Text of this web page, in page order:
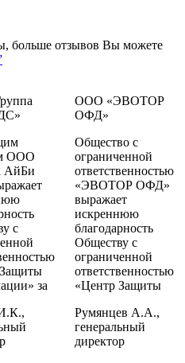
больше отзывов Вы можете
ООО
АйБи
с
за
ООО «ЭВОТОР
ОФД»
Общество с
ограниченной
ответственностью
«ЭВОТОР ОФД»
выражает
искреннюю
благодарность
Обществу с
ограниченной
ответственностью
«Центр Защиты
Румянцев А.А.,
генеральный
директор